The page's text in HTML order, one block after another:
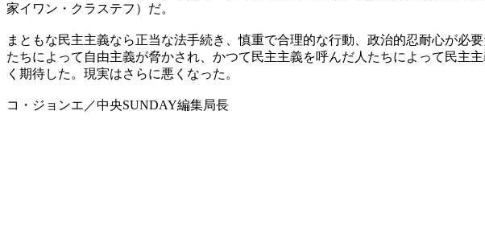
家イワン・クラステフ）だ。
まともな民主主義なら正当な法手続き、慎重で合理的な行動、政治的忍耐心が必
たちによって自由主義が脅かされ、かつて民主主義を呼んだ人たちによって民主
く期待した。現実はさらに悪くなった。
コ・ジョンエ／中央SUNDAY編集局長